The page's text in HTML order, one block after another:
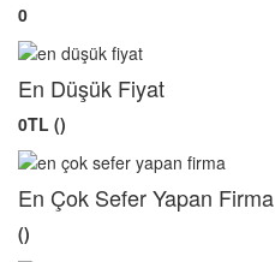
0
En Düşük Fiyat
0TL ()
En Çok Sefer Yapan Firma
()